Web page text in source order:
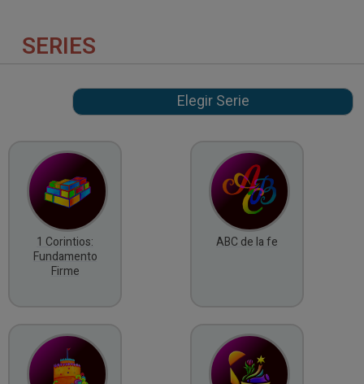
SERIES
1 Corintios:
Fundamento
Firme
ABC de la fe